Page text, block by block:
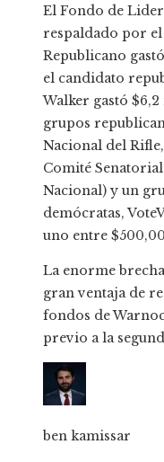
El Fondo de
respaldado por
Republicano
el candidato
Walker gastó
grupos
Nacional del
Comité
Nacional) y un
demócratas,
uno entre
La enorme
gran ventaja de
fondos de
previo a la
ben kamissar